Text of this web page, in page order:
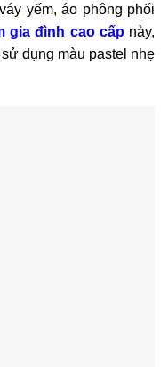
yếm, áo phông phối
gia đình cao cấpnày,
dụng màu pastel nhẹ